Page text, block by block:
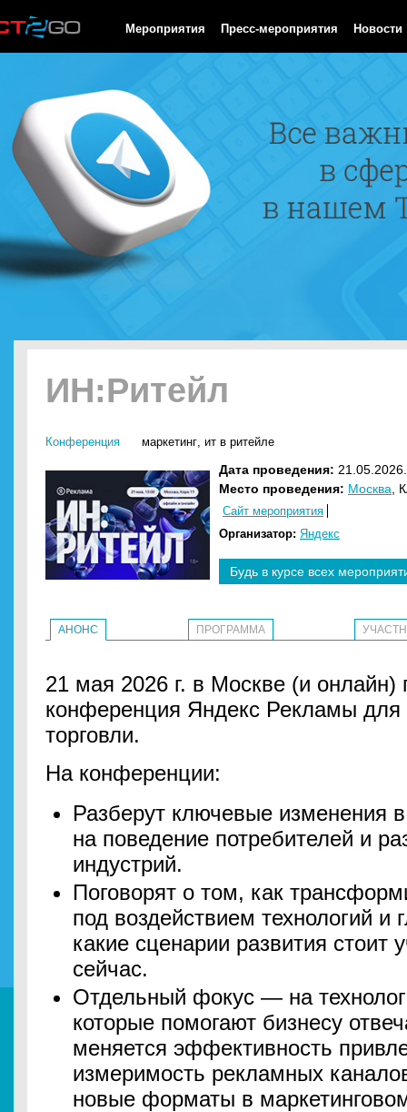
Мероприятия Пресс-мероприятия Новости
ИН:Ритейл
Конференция маркетинг, ит в ритейле
Дата проведения:
Место проведения: Москва ,
Сайт мероприятия
Организатор: Яндекс
Будь в курсе всех
АНОНС ПРОГРАММА
21 мая 2026 г. в Москве (и
конференция Яндекс Рекламы для
торговли.
На конференции:
Разберут ключевые изменения
на поведение потребителей и
индустрий.
Поговорят о том, как
под воздействием технологий и
какие сценарии развития стоит
сейчас.
Отдельный фокус — на
которые помогают бизнесу
меняется эффективность
измеримость рекламных
новые форматы в